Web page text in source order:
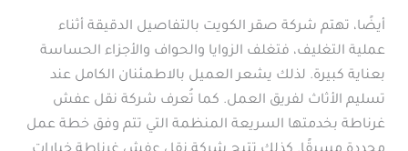
أيضًا، تهتم شركة صقر الكويت بالتفاصيل الدقيقة أثناء
عملية التغليف، فتغلف الزوايا والحواف والأجزاء الحساسة
بعناية كبيرة. لذلك يشعر العميل بالاطمئنان الكامل عند
تسليم الأثاث لفريق العمل. كما تُعرف شركة نقل عفش
غرناطة بخدمتها السريعة المنظمة التي تتم وفق خطة عمل